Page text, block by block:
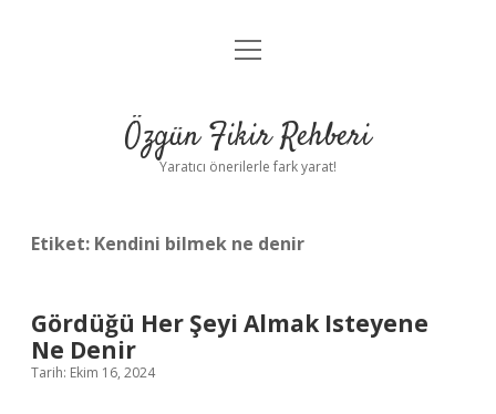
Gizlilik Politikası
Yasal Uyarı
menüyü
Özgün Fikir Rehberi
Yaratıcı önerilerle fark yarat!
Etiket: Kendini bilmek ne denir
Gördüğü Her Şeyi Almak Isteyene
Ne Denir
Tarih: Ekim 16, 2024